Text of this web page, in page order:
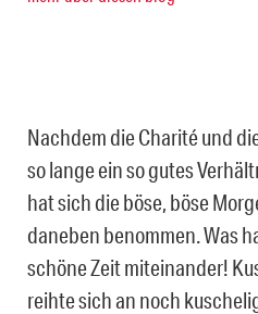
Nachdem die Charité und
so lange ein so gutes
hat sich die böse, böse
daneben benommen. Was
schöne Zeit miteinander!
reihte sich an noch